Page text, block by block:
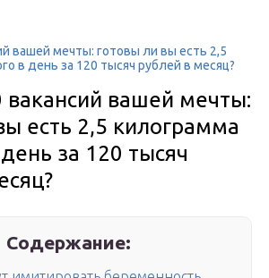
вашей мечты: готовы ли вы есть 2,5
в день за 120 тысяч рублей в месяц?
вакансий вашей мечты:
есть 2,5 килограмма
за 120 тысяч
Содержание: